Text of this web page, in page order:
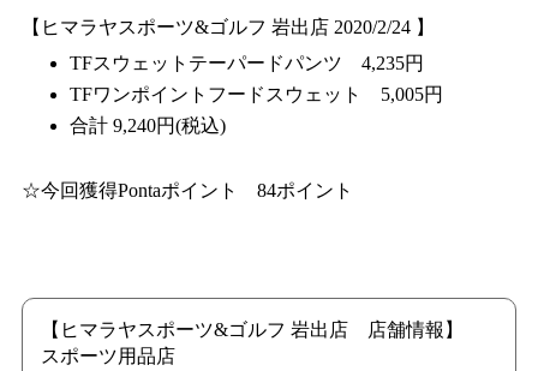
【ヒマラヤスポーツ&ゴルフ 岩出店 2020/2/24 】
TFスウェットテーパードパンツ 4,235円
TFワンポイントフードスウェット 5,005円
合計 9,240円(税込)
☆今回獲得Pontaポイント 84ポイント
【ヒマラヤスポーツ&ゴルフ 岩出店 店舗情報】
スポーツ用品店